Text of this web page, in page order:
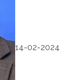
14-02-2024